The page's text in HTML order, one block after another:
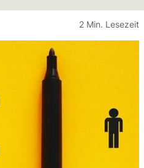
2 Min. Lesezeit